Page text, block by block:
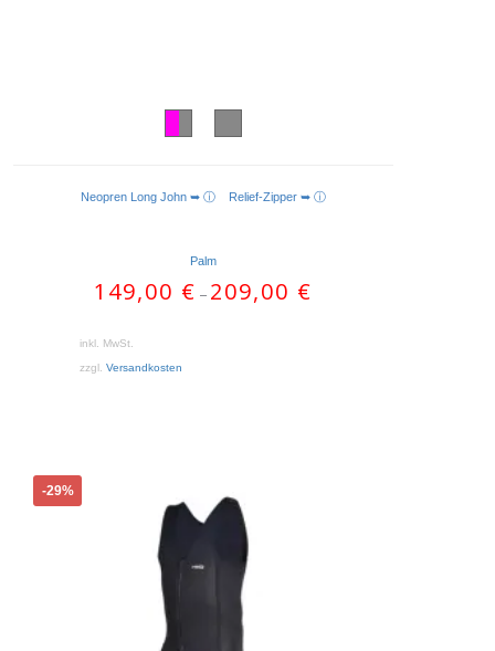
AUSFÜHRUNG WÄHLEN
Neopren Long John ➥ ⓘ Relief-Zipper ➥ ⓘ
Palm
149,00 € – 209,00 €
inkl. MwSt.
zzgl.Versandkosten
-29%
Dieses
Produkt